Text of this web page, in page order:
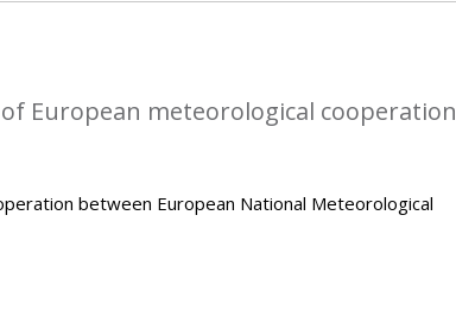
of European meteorological cooperation
between European National Meteorological